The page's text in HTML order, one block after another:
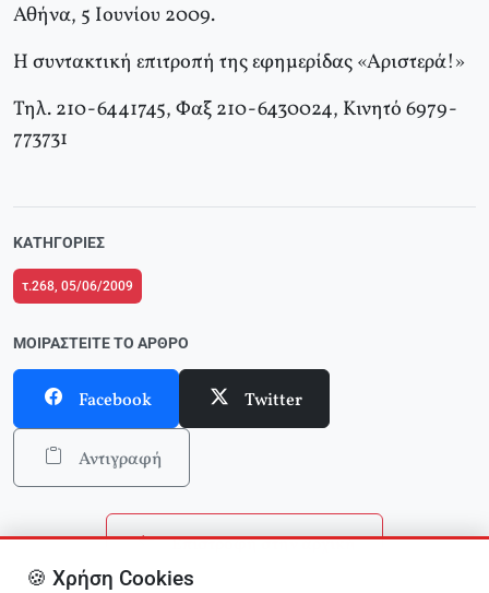
Αθήνα, 5 Ιουνίου 2009.
Η συντακτική επιτροπή της εφημερίδας «Αριστερά!»
Τηλ. 210-6441745, Φαξ 210-6430024, Κινητό 6979-
773731
ΚΑΤΗΓΟΡΊΕΣ
τ.268, 05/06/2009
ΜΟΙΡΑΣΤΕΊΤΕ ΤΟ ΆΡΘΡΟ
Facebook Twitter
Αντιγραφή
Επιστροφή στην αρχική
🍪 Χρήση Cookies